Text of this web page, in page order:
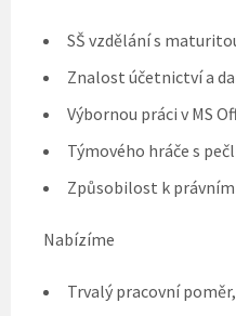
SŠ vzdělání s
Znalost účetnictví a
Výbornou práci v MS
Týmového hráče s
Způsobilost k
Nabízíme
Trvalý pracovní